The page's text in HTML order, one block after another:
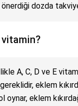
dozda takviye
vitamin?
A, C, D ve E
eklem
eklem